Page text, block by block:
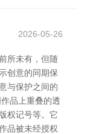
2026-05-26
所未有，但随
创意的同期保
与保护之间的
品上重叠的透
权记号等。它
品被未经授权